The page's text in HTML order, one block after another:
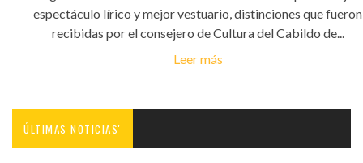
espectáculo lírico y mejor vestuario, distinciones que fueron
recibidas por el consejero de Cultura del Cabildo de...
Leer más
ÚLTIMAS NOTICIAS'